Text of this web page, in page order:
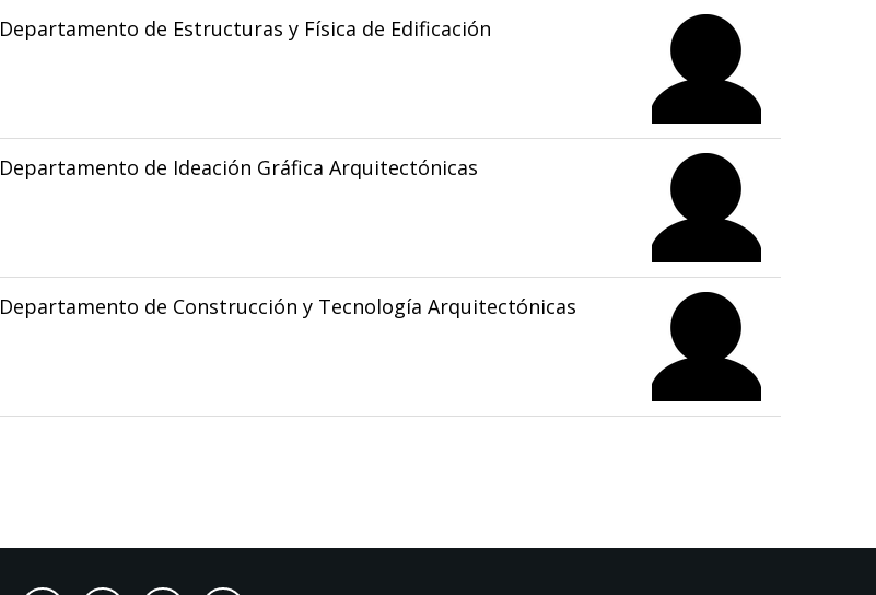
Departamento de Estructuras y Física de Edificación
Departamento de Ideación Gráfica Arquitectónicas
Departamento de Construcción y Tecnología Arquitectónicas